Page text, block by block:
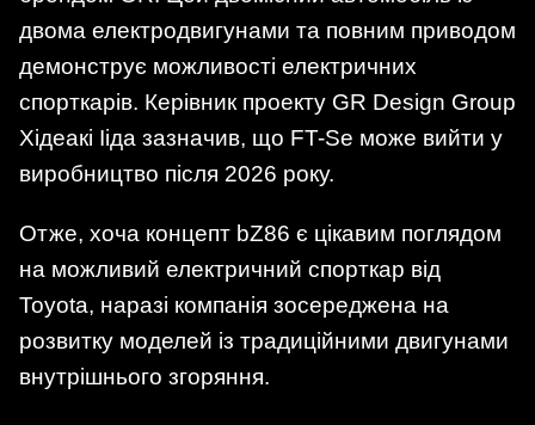
двома електродвигунами та повним приводом
демонструє можливості електричних
спорткарів. Керівник проекту GR Design Group
Хідеакі Ііда зазначив, що FT-Se може вийти у
виробництво після 2026 року.
Отже, хоча концепт bZ86 є цікавим поглядом
на можливий електричний спорткар від
Toyota, наразі компанія зосереджена на
розвитку моделей із традиційними двигунами
внутрішнього згоряння.